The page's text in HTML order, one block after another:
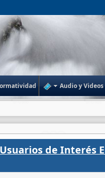
Audio y Videos
de Interés